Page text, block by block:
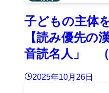
子どもの主体
【読み優先
音読名人」 （
2025年10月26日